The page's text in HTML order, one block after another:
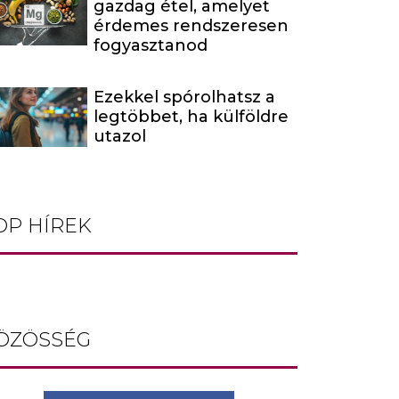
gazdag étel, amelyet
érdemes rendszeresen
fogyasztanod
Ezekkel spórolhatsz a
legtöbbet, ha külföldre
utazol
HÍREK